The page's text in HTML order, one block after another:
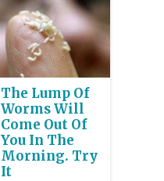
The Lump Of
Worms Will
Come Out Of
You In The
Morning. Try
It